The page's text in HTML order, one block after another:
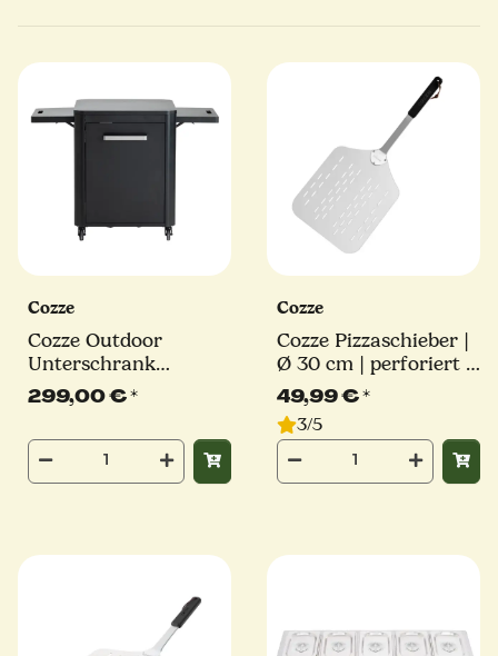
Cozze
Cozze Outdoor
Unterschrank
Außenküche Tisch,
schwarz
299,00 €*
Cozze
Cozze Pizzaschieber |
Ø 30 cm | perforiert |
Stiel 36cm | eckig
49,99 €*
3/5